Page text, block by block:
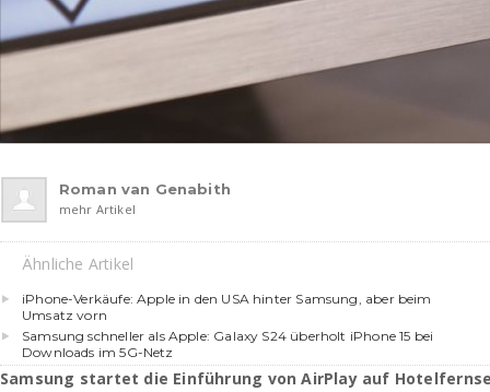
Roman van Genabith
mehr Artikel
Ähnliche Artikel
iPhone-Verkäufe: Apple in den USA hinter Samsung, aber beim
Umsatz vorn
Samsung schneller als Apple: Galaxy S24 überholt iPhone 15 bei
Downloads im 5G-Netz
Samsung startet die Einführung von AirPlay auf